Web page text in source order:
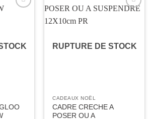
RUPTURE DE STOCK
CADEAUX NOËL
CADRE CRECHE A
POSER OU A